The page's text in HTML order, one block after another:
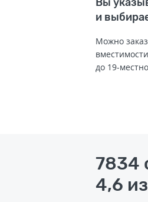
и
Можно
до 19-
7834
4,6